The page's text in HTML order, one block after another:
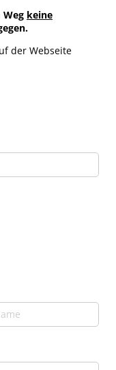
keine
der Webseite